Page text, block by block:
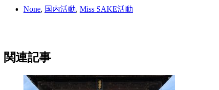
None, 国内活動, Miss SAKE活動
関連記事